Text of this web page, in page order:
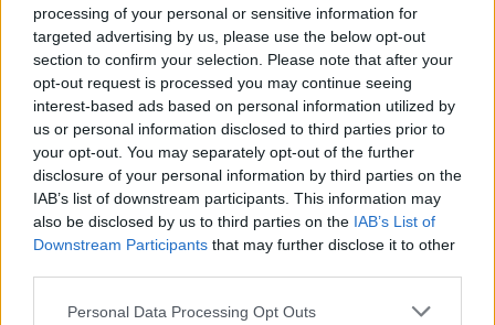
processing of your personal or sensitive information for
targeted advertising by us, please use the below opt-out
section to confirm your selection. Please note that after your
opt-out request is processed you may continue seeing
interest-based ads based on personal information utilized by
us or personal information disclosed to third parties prior to
your opt-out. You may separately opt-out of the further
disclosure of your personal information by third parties on the
IAB’s list of downstream participants. This information may
also be disclosed by us to third parties on the IAB’s List of
Downstream Participants that may further disclose it to other
Personal Data Processing Opt Outs